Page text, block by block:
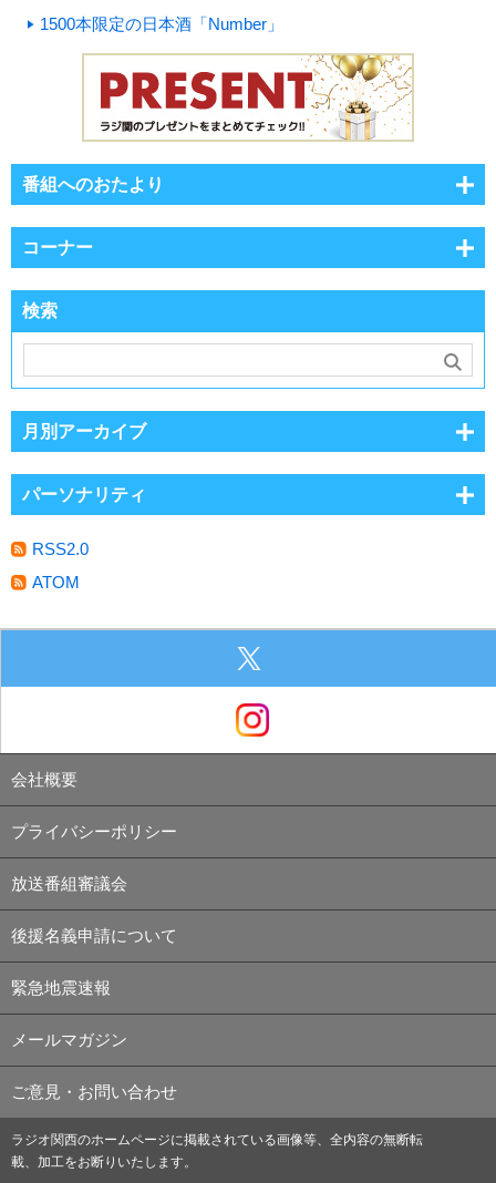
1500本限定の日本酒「Number」
番組へのおたより
コーナー
検索
月別アーカイブ
パーソナリティ
RSS2.0
ATOM
会社概要
プライバシーポリシー
放送番組審議会
後援名義申請について
緊急地震速報
メールマガジン
ご意見・お問い合わせ
ラジオ関西のホームページに掲載されている画像等、全内容の無断転
載、加工をお断りいたします。